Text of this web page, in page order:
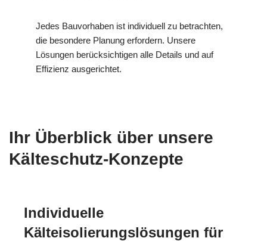
Jedes Bauvorhaben ist individuell zu betrachten,
die besondere Planung erfordern. Unsere
Lösungen berücksichtigen alle Details und auf
Effizienz ausgerichtet.
Ihr Überblick über unsere
Kälteschutz-Konzepte
Individuelle
Kälteisolierungslösungen für